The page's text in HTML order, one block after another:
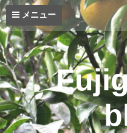
コ
ン
テ
ン
ツ
へ
ス
キ
ッ
プ
メニュー